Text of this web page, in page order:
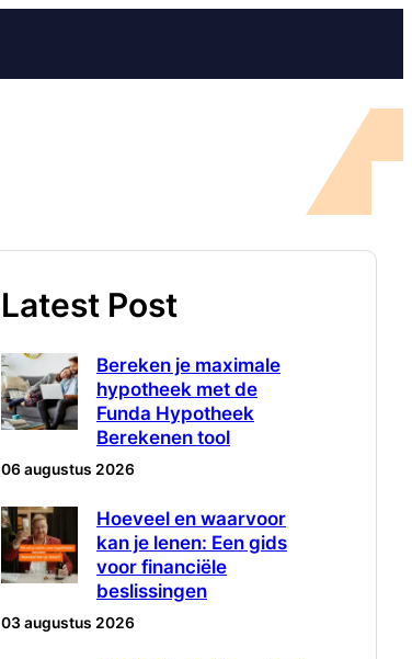
Latest Post
Bereken je maximale
hypotheek met de
Funda Hypotheek
Berekenen tool
06 augustus 2026
Hoeveel en waarvoor
kan je lenen: Een gids
voor financiële
beslissingen
03 augustus 2026